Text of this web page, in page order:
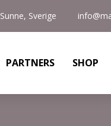
Sunne, Sverige
PARTNERS SHOP